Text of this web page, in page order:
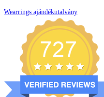
Wearrings ajándékutalvány